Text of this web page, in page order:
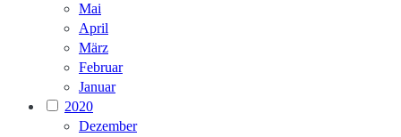
Mai
April
März
Februar
Januar
2020
Dezember